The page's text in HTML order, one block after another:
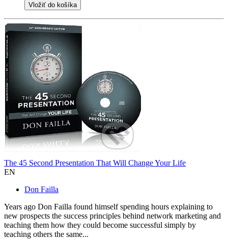
Vložiť do košíka
The 45 Second Presentation That Will Change Your Life
EN
Don Failla
Years ago Don Failla found himself spending hours explaining to
new prospects the success principles behind network marketing and
teaching them how they could become successful simply by
teaching others the same...